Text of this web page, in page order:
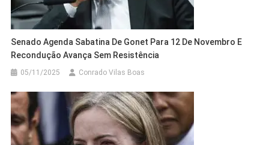
Senado Agenda Sabatina De Gonet Para 12 De Novembro E
Recondução Avança Sem Resistência
05/11/2025 Conrado Vilas Boas